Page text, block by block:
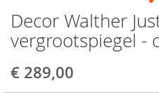
Decor Walther
vergrootspiegel -
€ 289,00
Skip
to
the
of